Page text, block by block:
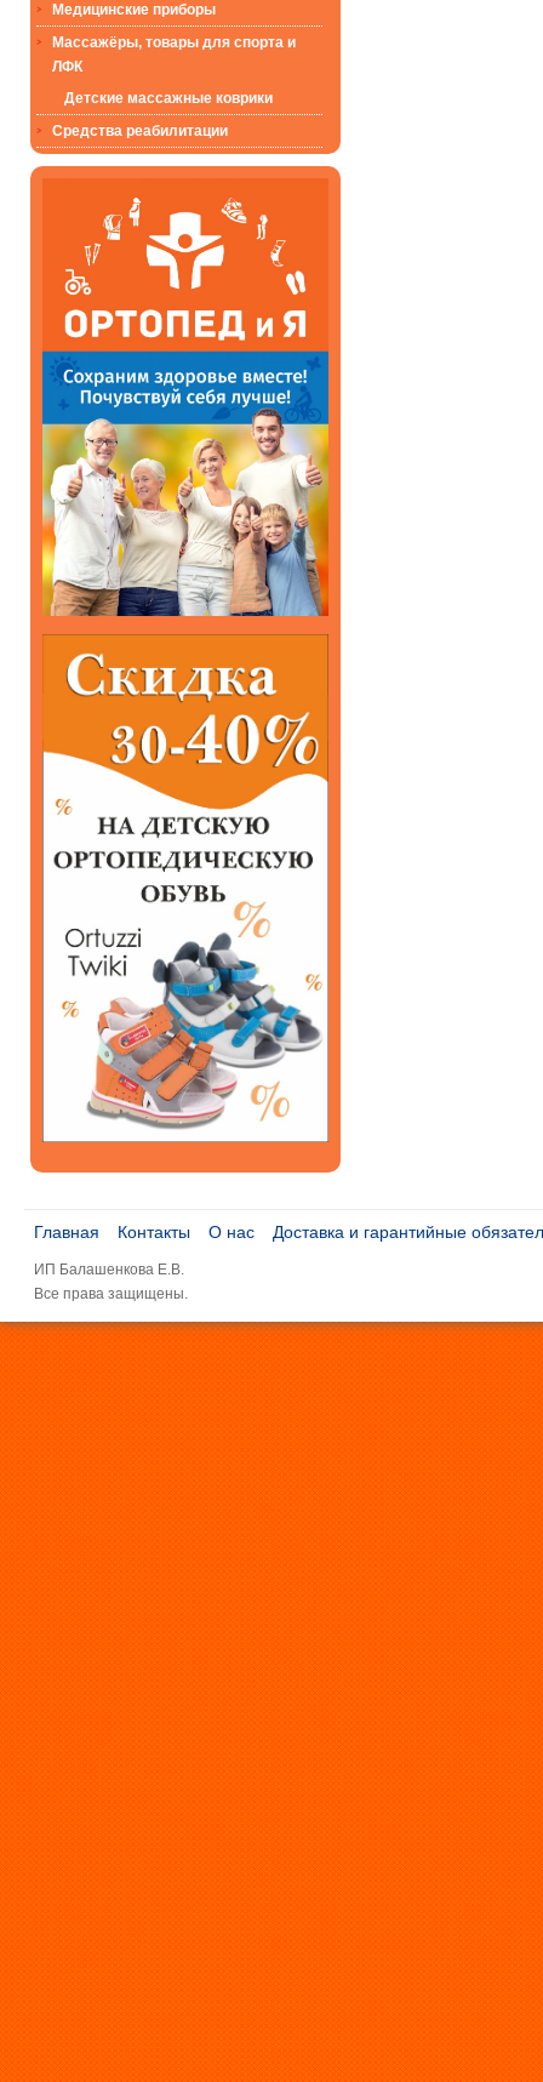
Медицинские приборы
Массажёры, товары для спорта и
ЛФК
Детские массажные коврики
Средства реабилитации
Главная Контакты О нас Доставка и гарантийные
ИП Балашенкова Е.В.
Все права защищены.